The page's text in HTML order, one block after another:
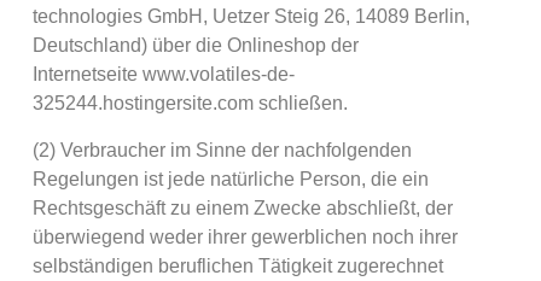
technologies GmbH, Uetzer Steig 26, 14089 Berlin,
Deutschland) über die Onlineshop der
Internetseite www.volatiles-de-
325244.hostingersite.com schließen.
(2) Verbraucher im Sinne der nachfolgenden
Regelungen ist jede natürliche Person, die ein
Rechtsgeschäft zu einem Zwecke abschließt, der
überwiegend weder ihrer gewerblichen noch ihrer
selbständigen beruflichen Tätigkeit zugerechnet